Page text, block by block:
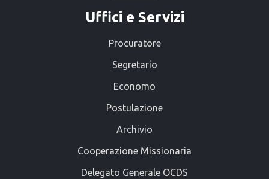
Uffici e Servizi
Procuratore
Segretario
Economo
Postulazione
Archivio
Cooperazione Missionaria
Delegato Generale OCDS